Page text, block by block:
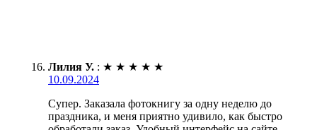
Лилия У. : ★ ★ ★ ★ ★
10.09.2024
Супер. Заказала фотокнигу за одну неделю до
праздника, и меня приятно удивило, как быстро